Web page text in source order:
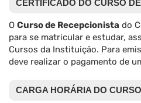
CERTIFICADO DO CURSO
O Curso de Recepcionista do
para se matricular e estudar,
Cursos da Instituição. Para
deve realizar o pagamento de
CARGA HORÁRIA DO